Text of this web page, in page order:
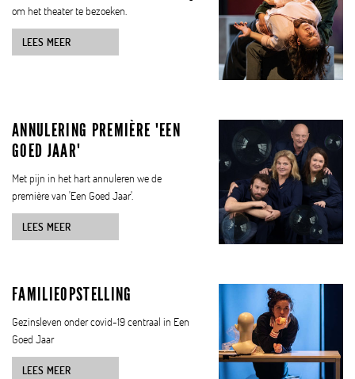
om het theater te bezoeken.
LEES MEER
ANNULERING PREMIÈRE 'EEN
GOED JAAR'
Met pijn in het hart annuleren we de
première van 'Een Goed Jaar'.
LEES MEER
FAMILIEOPSTELLING
Gezinsleven onder covid-19 centraal in Een
Goed Jaar
LEES MEER